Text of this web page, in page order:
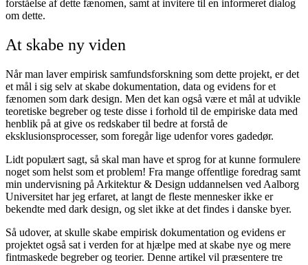
forståelse af dette fænomen, samt at invitere til en informeret dialog
om dette.
At skabe ny viden
Når man laver empirisk samfundsforskning som dette projekt, er det
et mål i sig selv at skabe dokumentation, data og evidens for et
fænomen som dark design. Men det kan også være et mål at udvikle
teoretiske begreber og teste disse i forhold til de empiriske data med
henblik på at give os redskaber til bedre at forstå de
eksklusionsprocesser, som foregår lige udenfor vores gadedør.
Lidt populært sagt, så skal man have et sprog for at kunne formulere
noget som helst som et problem! Fra mange offentlige foredrag samt
min undervisning på Arkitektur & Design uddannelsen ved Aalborg
Universitet har jeg erfaret, at langt de fleste mennesker ikke er
bekendte med dark design, og slet ikke at det findes i danske byer.
Så udover, at skulle skabe empirisk dokumentation og evidens er
projektet også sat i verden for at hjælpe med at skabe nye og mere
fintmaskede begreber og teorier. Denne artikel vil præsentere tre